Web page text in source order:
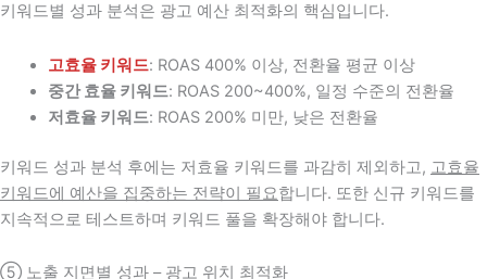
키워드별 성과 분석은 광고 예산 최적화의 핵심입니다.
고효율 키워드: ROAS 400% 이상, 전환율 평균 이상
중간 효율 키워드: ROAS 200~400%, 일정 수준의 전환율
저효율 키워드: ROAS 200% 미만, 낮은 전환율
키워드 성과 분석 후에는 저효율 키워드를 과감히 제외하고, 고효율
키워드에 예산을 집중하는 전략이 필요합니다. 또한 신규 키워드를
지속적으로 테스트하며 키워드 풀을 확장해야 합니다.
⑤ 노출 지면별 성과 – 광고 위치 최적화